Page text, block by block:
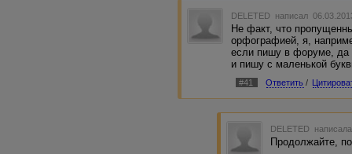
DELETED написал
Не факт, что
орфографией, я,
если пишу в форуме, да
и пишу с маленькой
#41 Ответить /
DELETED
Продолжайте,